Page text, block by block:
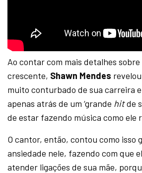
Ao contar com mais detalhes
crescente, Shawn Mendes
muito conturbado de sua carreira
apenas atrás de um ‘grande hitde
de estar fazendo música como ele
O cantor, então, contou como isso
ansiedade nele, fazendo com que
atender ligações de sua mãe,